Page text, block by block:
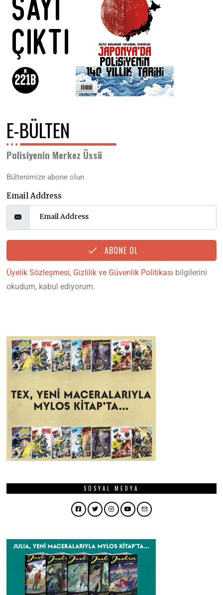
E-BÜLTEN
Polisiyenin Merkez Üssü
Bültenimize abone olun
Email Address
ABONE OL
Üyelik Sözleşmesi, Gizlilik ve Güvenlik Politikası bilgilerini
okudum, kabul ediyorum.
SOSYAL MEDYA
Facebook
TwitterInstagram
YouTubeEmail